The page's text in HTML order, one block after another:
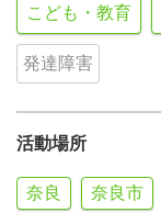
こども・教育
発達障害
活動場所
奈良 奈良市